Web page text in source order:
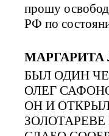
прошу
РФ по
МАРГАРИТА
БЫЛ ОДИН
ОЛЕГ
ОН И